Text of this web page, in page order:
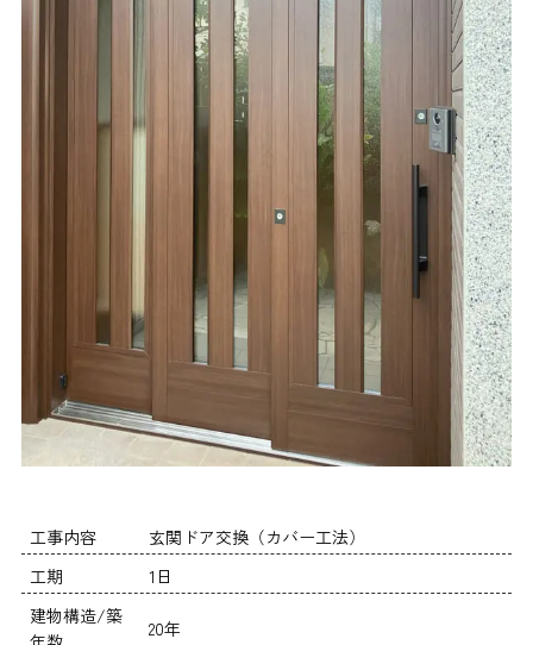
工事内容
玄関ドア交換（カバー工法）
工期
1日
建物構造/築
20年